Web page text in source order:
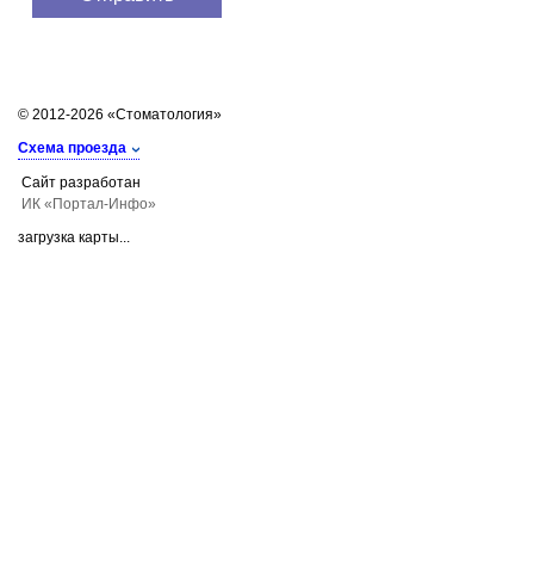
© 2012-2026 «Стоматология»
Схема проезда
Сайт разработан
ИК «Портал-Инфо»
загрузка карты...